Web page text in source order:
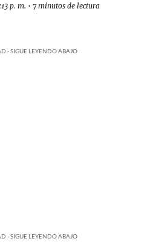
p. m. • 7 minutos de lectura
- SIGUE LEYENDO ABAJO
- SIGUE LEYENDO ABAJO